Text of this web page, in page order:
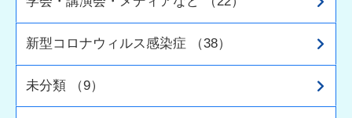
新型コロナウィルス感染症 （38）
未分類 （9）